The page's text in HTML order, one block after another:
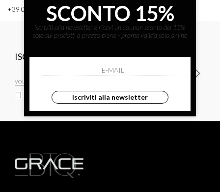
+39 0564 92 24 24
ISCRIVITI ALLA NEWSLETTER
ho letto ed accettato le condizioni sulla privacy.
SCONTO 15%
iscriviti alla newsletter e ricevi un coupon sconto del 15%
solo sui prodotti a prezzo pieno - promo valida solo online
Iscriviti alla newsletter